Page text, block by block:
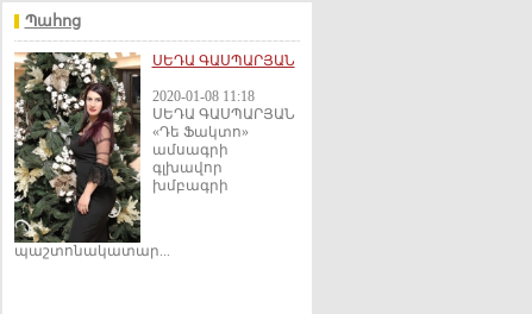
Պահոց
ՍԵԴԱ ԳԱՍՊԱՐՅԱՆ
2020-01-08 11:18
ՍԵԴԱ ԳԱՍՊԱՐՅԱՆ
«Դե Ֆակտո»
ամսագրի
գլխավոր
խմբագրի
պաշտոնակատար...